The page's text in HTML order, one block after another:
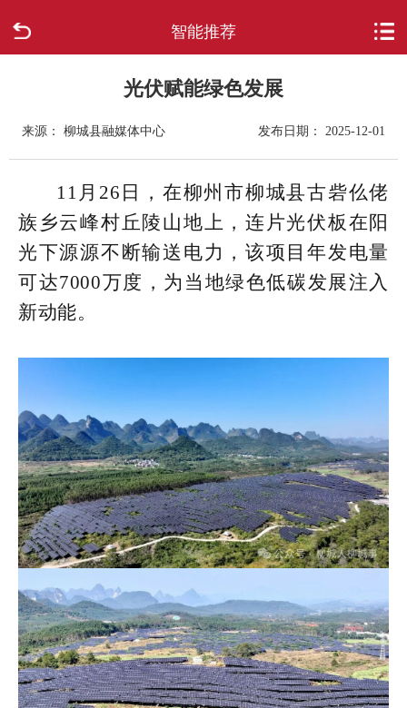
智能推荐
新闻中心
政府信息公开
网上办事
互动回应
光伏赋能绿色发展
来源： 柳城县融媒体中心 发布日期： 2025-12-01
11月26日，在柳州市柳城县古砦仫佬
族乡云峰村丘陵山地上，连片光伏板在阳
光下源源不断输送电力，该项目年发电量
可达7000万度，为当地绿色低碳发展注入
新动能。